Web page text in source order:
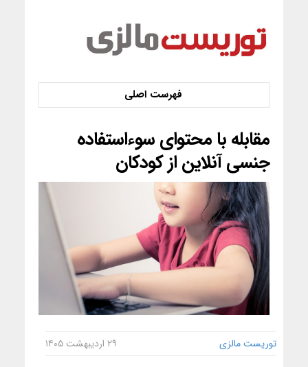
مقابله با محتوای سوءاستفاده
جنسی آنلاین از کودکان
توریست مالزی ۲۹ اردیبهشت ۱۴۰۵